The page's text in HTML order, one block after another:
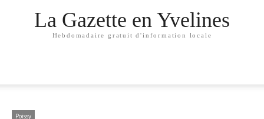
La Gazette en Yvelines
Hebdomadaire gratuit d'information locale
Poissy